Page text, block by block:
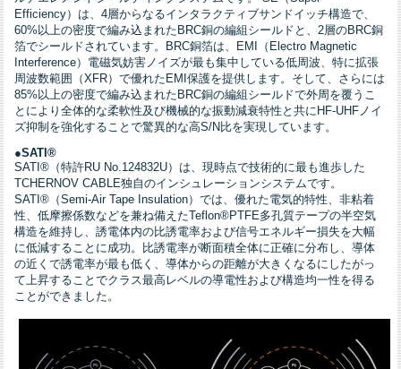
Efficiency）は、4層からなるインタラクティブサンドイッチ構造で、
60%以上の密度で編み込まれたBRC銅の編組シールドと、2層のBRC銅
箔でシールドされています。BRC銅箔は、EMI（Electro Magnetic
Interference）電磁気妨害ノイズが最も集中している低周波、特に拡張
周波数範囲（XFR）で優れたEMI保護を提供します。そして、さらには
85%以上の密度で編み込まれたBRC銅の編組シールドで外周を覆うこ
とにより全体的な柔軟性及び機械的な振動減衰特性と共にHF-UHFノイ
ズ抑制を強化することで驚異的な高S/N比を実現しています。
●SATI®
SATI®（特許RU No.124832U）は、現時点で技術的に最も進歩した
TCHERNOV CABLE独自のインシュレーションシステムです。
SATI®（Semi-Air Tape Insulation）では、優れた電気的特性、非粘着
性、低摩擦係数などを兼ね備えたTeflon®PTFE多孔質テープの半空気
構造を維持し、誘電体内の比誘電率および信号エネルギー損失を大幅
に低減することに成功。比誘電率が断面積全体に正確に分布し、導体
の近くで誘電率が最も低く、導体からの距離が大きくなるにしたがっ
て上昇することでクラス最高レベルの導電性および構造均一性を得る
ことができました。